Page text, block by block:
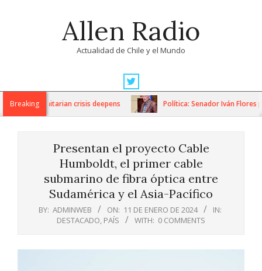
Allen Radio
Actualidad de Chile y el Mundo
Navigation
MenuBreaking
as humanitarian crisis deepens Política: Senador Iván Flores
Presentan el proyecto Cable
Humboldt, el primer cable
submarino de fibra óptica entre
Sudamérica y el Asia-Pacífico
BY: ADMINWEB ON: 11 DE ENERO DE 2024
IN:
DESTACADO, PAÍS WITH: 0 COMMENTS